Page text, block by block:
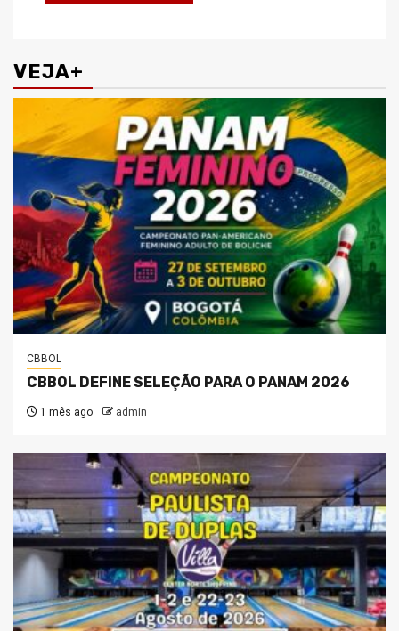
VEJA+
CBBOL
CBBOL DEFINE SELEÇÃO PARA O PANAM 2026
1 mês ago admin